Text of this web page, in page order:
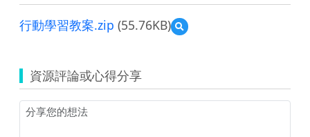
行動學習教案.zip (55.76KB)
預
覽
習
教
資源評論或心得分享